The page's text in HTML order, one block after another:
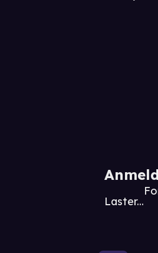
Laster...